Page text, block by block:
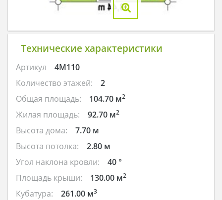
Технические характеристики
Артикул
4M110
Количество этажей:
2
Общая площадь:
104.70 м2
Жилая площадь: 92.70 м2
Высота дома:
7.70 м
Высота потолка:
2.80 м
Угол наклона кровли:
40 °
Площадь крыши:
130.00 м2
Кубатура: 261.00 м3